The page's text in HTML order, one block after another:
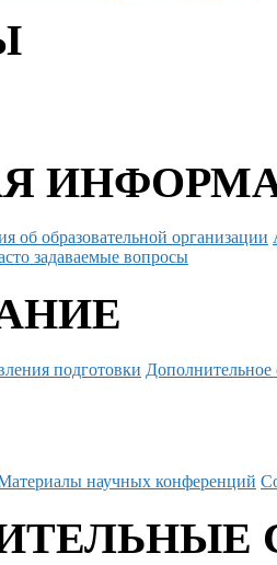
об образовательной организации
задаваемые вопросы
подготовки Дополнительное
научных конференций